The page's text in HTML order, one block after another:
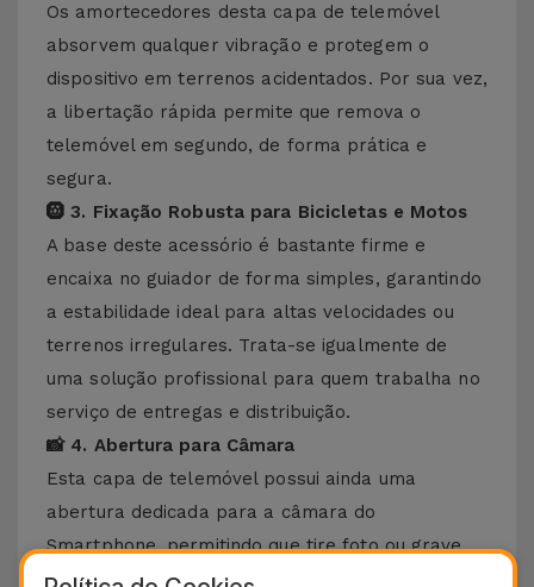
Os amortecedores desta capa de telemóvel
absorvem qualquer vibração e protegem o
dispositivo em terrenos acidentados. Por sua vez,
a libertação rápida permite que remova o
telemóvel em segundo, de forma prática e
segura.
🛞 3. Fixação Robusta para Bicicletas e Motos
A base deste acessório é bastante firme e
encaixa no guiador de forma simples, garantindo
a estabilidade ideal para altas velocidades ou
terrenos irregulares. Trata-se igualmente de
uma solução profissional para quem trabalha no
serviço de entregas e distribuição.
📸 4. Abertura para Câmara
Esta capa de telemóvel possui ainda uma
abertura dedicada para a câmara do
Smartphone, permitindo que tire foto ou grave
vídeos, mesmo em movimento. Um acessório